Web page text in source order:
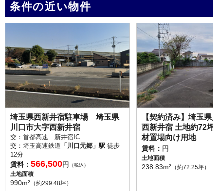
条件の近い物件
埼玉県西新井宿駐車場 埼玉県
川口市大字西新井宿
交：首都高速 新井宿IC
交：埼玉高速鉄道 「川口元郷」駅 徒歩
12分
賃料： 566,500円 （税込）
土地面積
990m² （約299.48坪）
【契約済み】埼玉県
西新井宿 土地約72坪
材置場向け用地
賃料： 円
土地面積
238.83m² （約72.25坪）